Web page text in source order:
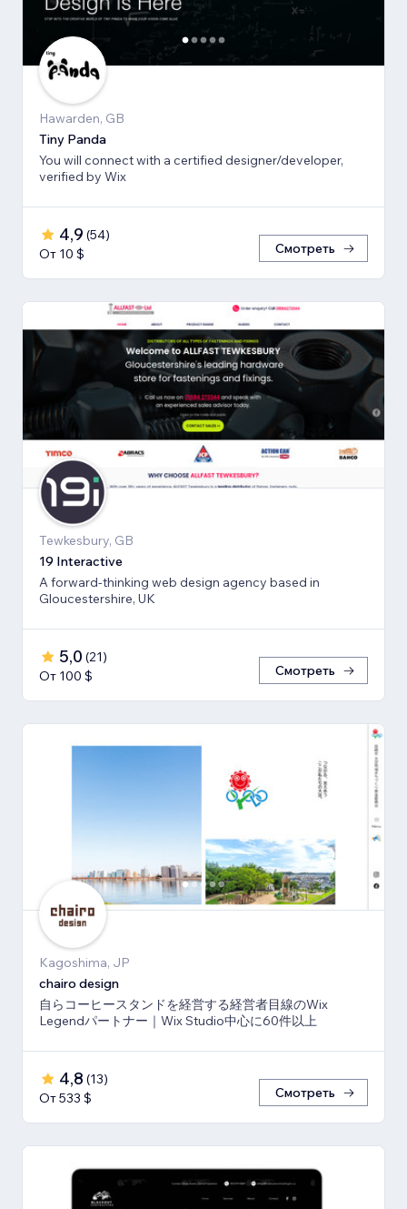
Hawarden, GB
Tiny Panda
You will connect with a certified designer/developer,
verified by Wix
4,9 (54)
От 10 $
Смотреть
Tewkesbury, GB
19 Interactive
A forward-thinking web design agency based in
Gloucestershire, UK
5,0 (21)
От 100 $
Смотреть
Kagoshima, JP
chairo design
自らコーヒースタンドを経営する経営者目線のWix
Legendパートナー｜Wix Studio中心に60件以上
4,8 (13)
От 533 $
Смотреть